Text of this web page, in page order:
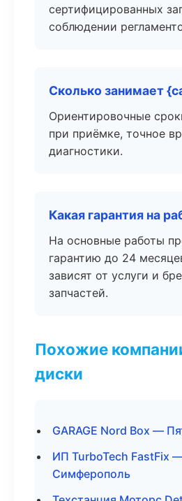
сертифицированных
соблюдении
Сколько занимает
Ориентировочные
при приёмке, точное
диагностики.
Какая гарантия на
На основные работы
гарантию до 24
зависят от услуги и
запчастей.
Похожие
диски
GARAGE Nord Box —
ИП TurboTech FastFix
Симферополь